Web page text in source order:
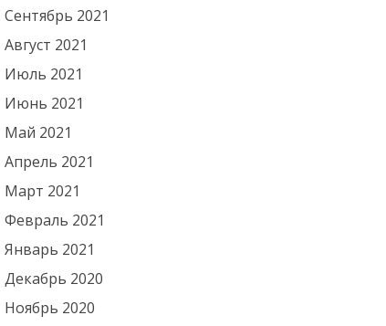
Сентябрь 2021
Август 2021
Июль 2021
Июнь 2021
Май 2021
Апрель 2021
Март 2021
Февраль 2021
Январь 2021
Декабрь 2020
Ноябрь 2020